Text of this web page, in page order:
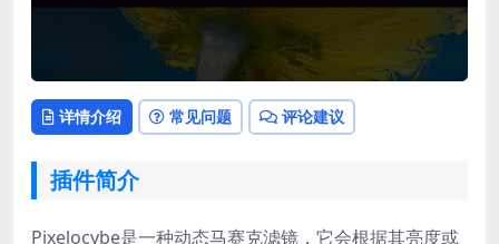
详情介绍 常见问题 评论建议
插件简介
Pixelocybe是一种动态马赛克滤镜，它会根据其亮度或